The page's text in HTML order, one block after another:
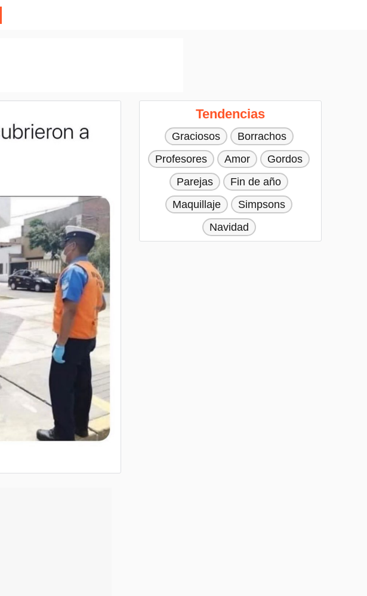
Tendencias
Graciosos
Borrachos
Profesores
Amor
Gordos
Parejas
Fin de año
Maquillaje
Simpsons
Navidad